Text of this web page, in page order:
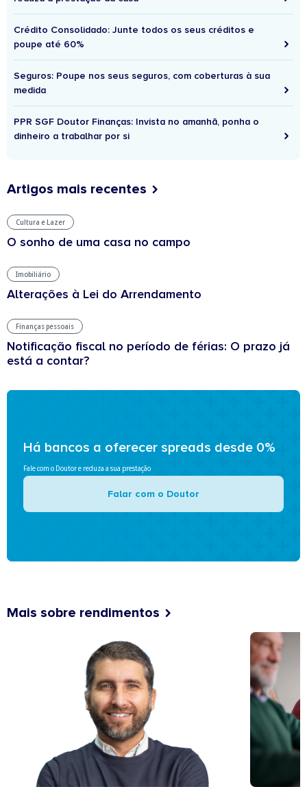
Crédito Consolidado: Junte todos os seus créditos e
poupe até 60%
Seguros: Poupe nos seus seguros, com coberturas à sua
medida
PPR SGF Doutor Finanças: Invista no amanhã, ponha o
dinheiro a trabalhar por si
Artigos mais recentes
Cultura e Lazer
O sonho de uma casa no campo
Imobiliário
Alterações à Lei do Arrendamento
Finanças pessoais
Notificação fiscal no período de férias: O prazo já
está a contar?
Há bancos a oferecer spreads desde 0%
Fale com o Doutor e reduza a sua prestação
Falar com o Doutor
Mais sobre rendimentos